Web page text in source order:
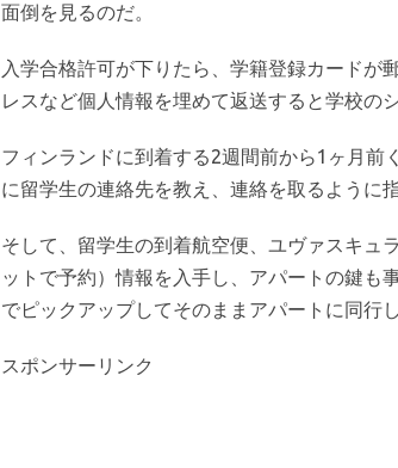
面倒を見るのだ。
入学合格許可が下りたら、学籍登録カードが
レスなど個人情報を埋めて返送すると学校の
フィンランドに到着する2週間前から1ヶ月前
に留学生の連絡先を教え、連絡を取るように
そして、留学生の到着航空便、ユヴァスキュ
ットで予約）情報を入手し、アパートの鍵も
でピックアップしてそのままアパートに同行
スポンサーリンク